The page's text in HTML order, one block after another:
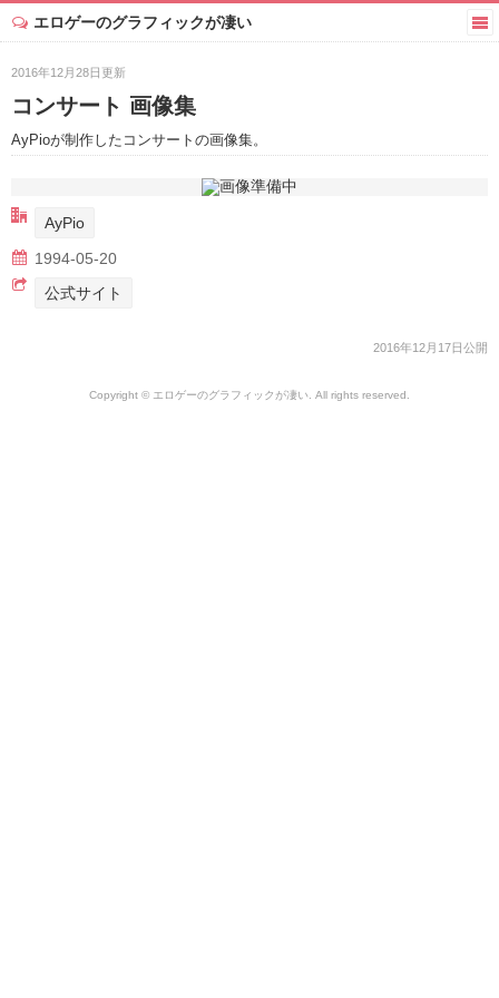
エロゲーのグラフィックが凄い
2016年12月28日更新
コンサート 画像集
AyPioが制作したコンサートの画像集。
AyPio
1994-05-20
公式サイト
2016年12月17日公開
Copyright © エロゲーのグラフィックが凄い. All rights reserved.